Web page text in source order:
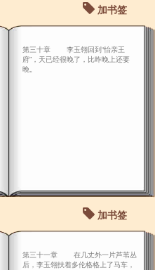
加书签
第三十章 李玉翎回到“怡亲王
府”，天已经很晚了，比昨晚上还要
晚。
加书签
第三十一章 在几丈外一片芦苇丛
后，李玉翎扶着多伦格格上了马车，